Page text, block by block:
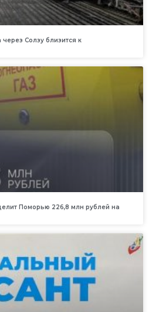
Солзу близится к
Поморью 226,8 млн рублей на